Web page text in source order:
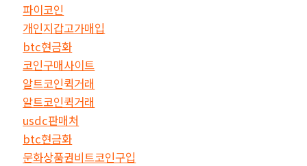
파이코인
개인지갑고가매입
btc현금화
코인구매사이트
알트코인퀵거래
알트코인퀵거래
usdc판매처
btc현금화
문화상품권비트코인구입